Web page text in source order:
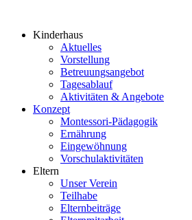
Kinderhaus
Aktuelles
Vorstellung
Betreuungsangebot
Tagesablauf
Aktivitäten & Angebote
Konzept
Montessori-Pädagogik
Ernährung
Eingewöhnung
Vorschulaktivitäten
Eltern
Unser Verein
Teilhabe
Elternbeiträge